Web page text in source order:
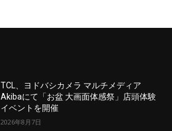
TCL、ヨドバシカメラ マルチメディア
Akibaにて「お盆 大画面体感祭」店頭体験
イベントを開催
2026年8月7日